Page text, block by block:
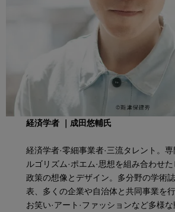
経済学者 ｜成田悠輔氏
経済学者·零細事業者·三流タレント。
ルゴリズム·ポエム·思想を組み合わせ
政策の想像とデザイン。多分野の学術
表、多くの企業や自治体と共同事業を
お笑い·アート·ファッションなど多様